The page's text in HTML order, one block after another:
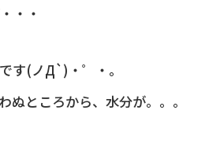
・・
す(ノД`)・゜・。
ぬところから、水分が。。。